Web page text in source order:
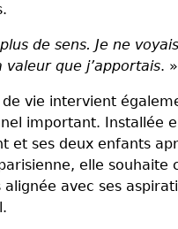
de sens. Je ne
que j’apportais. »
vie intervient
important. Installée
et ses deux enfants
elle souhaite
avec ses